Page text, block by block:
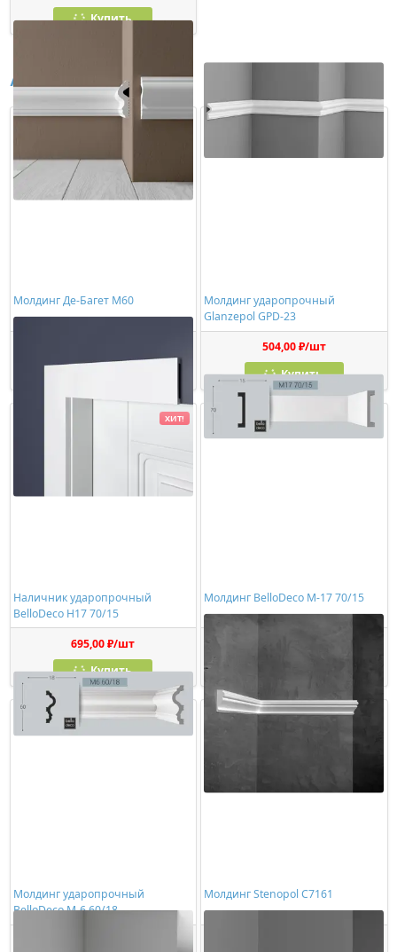
Купить
Аналоги
Молдинг Де-Багет М60
Молдинг ударопрочный
Glanzepol GPD-23
504,00 ₽/шт
Купить
Наличник ударопрочный
BelloDeco Н17 70/15
695,00 ₽/шт
Купить
ХИТ!
Молдинг BelloDeco М-17 70/15
Молдинг ударопрочный
BelloDeco М-6 60/18
Молдинг Stenopol C7161